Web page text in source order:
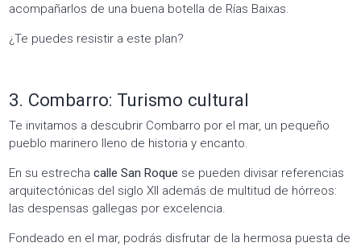
acompañarlos de una buena botella de Rías Baixas.
¿Te puedes resistir a este plan?
3. Combarro: Turismo cultural
Te invitamos a descubrir Combarro por el mar, un pequeño
pueblo marinero lleno de historia y encanto.
En su estrechacalle San Roque se pueden divisar referencias
arquitectónicas del siglo XII además de multitud de hórreos:
las despensas gallegas por excelencia.
Fondeado en el mar, podrás disfrutar de la hermosa puesta de